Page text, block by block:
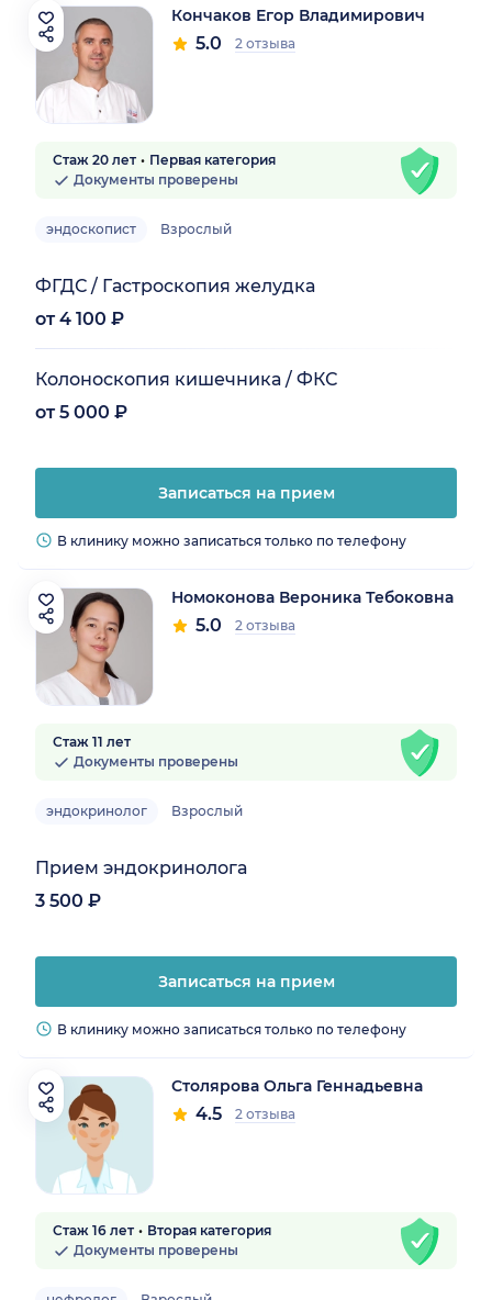
Кончаков Егор Владимирович
5.0 2 отзыва
Стаж 20 лет
Первая категория
Документы проверены
эндоскопист Взрослый
ФГДС / Гастроскопия желудка
от 4 100 ₽
Колоноскопия кишечника / ФКС
от 5 000 ₽
Записаться на прием
В клинику можно записаться только по телефону
Номоконова Вероника Тебоковна
5.0 2 отзыва
Стаж 11 лет
Документы проверены
эндокринолог Взрослый
Прием эндокринолога
3 500 ₽
Записаться на прием
В клинику можно записаться только по телефону
Столярова Ольга Геннадьевна
4.5 2 отзыва
Стаж 16 лет
Вторая категория
Документы проверены